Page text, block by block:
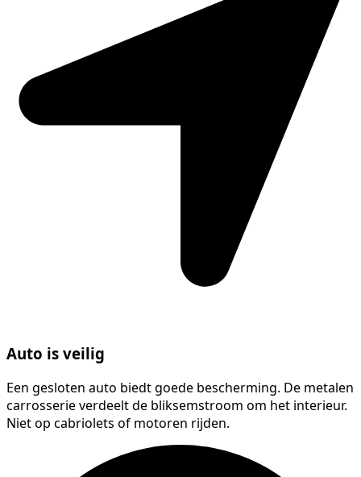
Auto is veilig
Een gesloten auto biedt goede bescherming. De metalen
carrosserie verdeelt de bliksemstroom om het interieur.
Niet op cabriolets of motoren rijden.